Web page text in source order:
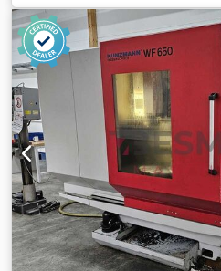
1.100 x 600 mm
6.500 o/min Spindelopptak SK
posisjons Dwjdpjtdfbmjfx Ap
Total effekt 20 kW Maskinvekt
Bm9zrnafs87 Plassbehov (B x D
Tilstand: meget god